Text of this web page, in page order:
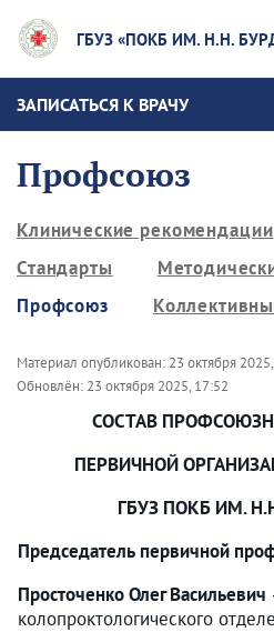
ГБУЗ «ПОКБ ИМ. Н.Н.
ЗАПИСАТЬСЯ К ВРАЧУ
Профсоюз
Клинические рекомендации
Стандарты
Профсоюз
Материал опубликован: 23 октября
Обновлён: 23 октября 2025, 17:52
СОСТАВ
ПЕРВИЧНОЙ
ГБУЗ ПОКБ ИМ.
Председатель первичной
Просточенко Олег Васильевич
колопроктологического